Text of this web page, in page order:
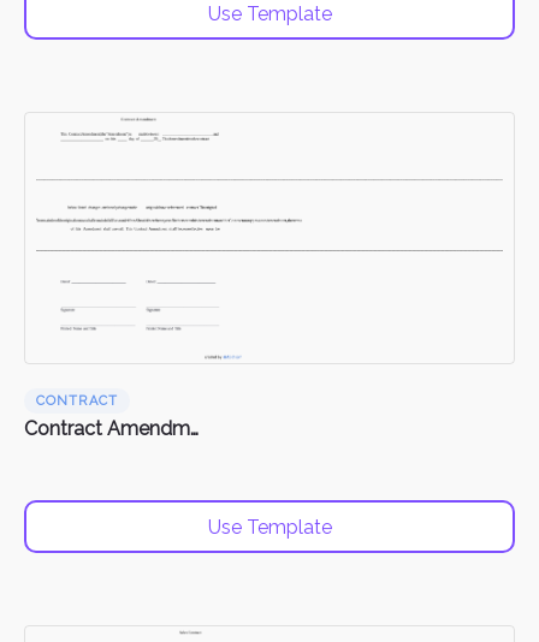
Use Template
CONTRACT
Contract Amendments
Use Template